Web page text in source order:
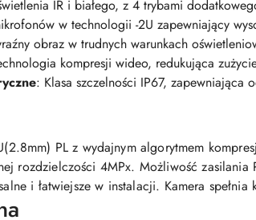
IR i białego, z 4 trybami
w technologii -2U zapewniający
obraz w trudnych warunkach
kompresji wideo, redukująca
: Klasa szczelności IP67, zapewniająca
PL z wydajnym algorytmem
rozdzielczości 4MPx. Możliwość
i łatwiejsze w instalacji. Kamera spełnia